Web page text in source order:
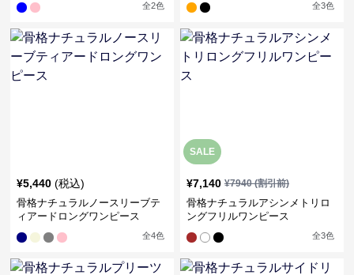
全2色 全3色
¥5,440 (税込)
骨格ナチュラルノースリーブテ
ィアードロングワンピース
全4色
SALE
¥7,140 ¥7940(割引前)
骨格ナチュラルアシンメトリロ
ングフリルワンピース
全3色